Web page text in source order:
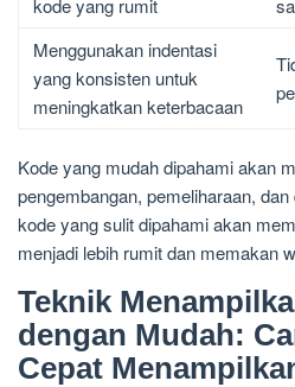
Menggunakan indentasi
yang konsisten untuk
meningkatkan keterbacaan
Kode yang mudah dipahami akan
pengembangan, pemeliharaan,
kode yang sulit dipahami akan
menjadi lebih rumit dan memakan
Teknik
dengan Mudah:
Cepat